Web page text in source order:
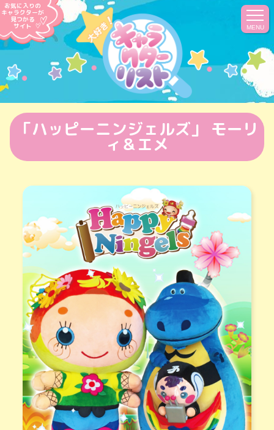
MENU
お気に入りの
キャラクターが
見つかる
サイト
「ハッピーニンジェルズ」 モーリ
ィ＆エメ